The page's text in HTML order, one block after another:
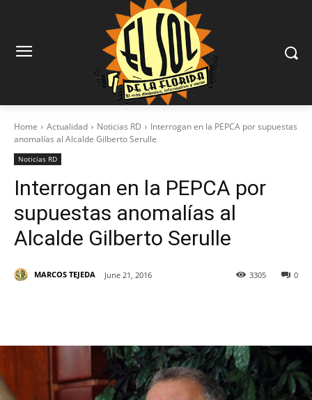
Home Actualidad Noticias RD
Interrogan en la PEPCA por supuestas
anomalías al Alcalde Gilberto Serulle
Noticias RD
Interrogan en la PEPCA por
supuestas anomalías al
Alcalde Gilberto Serulle
MARCOS TEJEDA June 21, 2016 0
3305